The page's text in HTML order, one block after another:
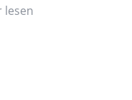
lesen